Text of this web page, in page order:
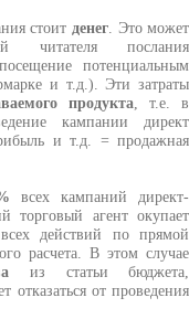
стоит денег. Это может
читателя послания
потенциальным
и т.д.). Эти затраты
продукта , т.е. в
кампании директ
и т.д. = продажная
всех кампаний директ-
торговый агент окупает
действий по прямой
расчета. В этом случае
из статьи бюджета,
отказаться от проведения